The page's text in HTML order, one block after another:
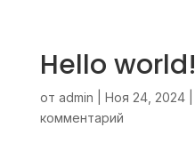
Hello world!
от admin Ноя 24, 2024|
комментарий